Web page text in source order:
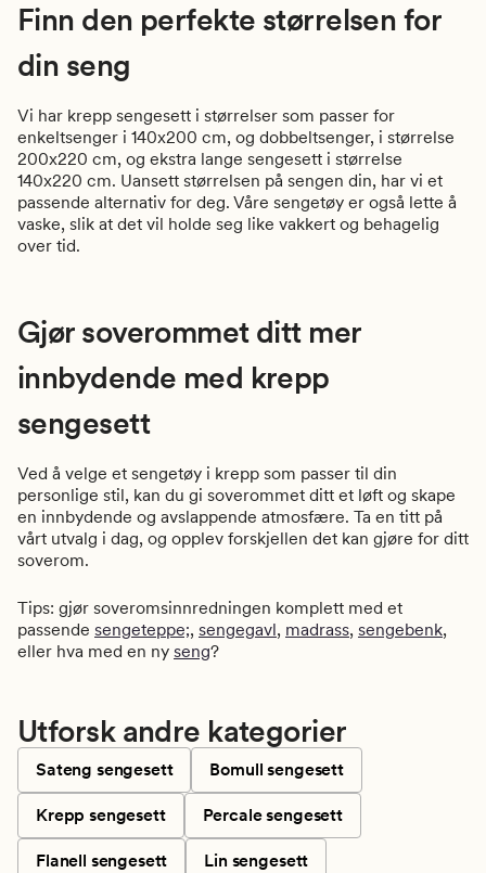
Finn den perfekte størrelsen for
din seng
Vi har krepp sengesett i størrelser som passer for
enkeltsenger i 140x200 cm, og dobbeltsenger, i størrelse
200x220 cm, og ekstra lange sengesett i størrelse
140x220 cm. Uansett størrelsen på sengen din, har vi et
passende alternativ for deg. Våre sengetøy er også lette å
vaske, slik at det vil holde seg like vakkert og behagelig
over tid.
Gjør soverommet ditt mer
innbydende med krepp
sengesett
Ved å velge et sengetøy i krepp som passer til din
personlige stil, kan du gi soverommet ditt et løft og skape
en innbydende og avslappende atmosfære. Ta en titt på
vårt utvalg i dag, og opplev forskjellen det kan gjøre for ditt
soverom.
Tips: gjør soveromsinnredningen komplett med et
passende sengeteppe;, sengegavl, madrass, sengebenk,
eller hva med en ny seng?
Utforsk andre kategorier
Sateng sengesett Bomull sengesett
Krepp sengesett Percale sengesett
Flanell sengesett Lin sengesett